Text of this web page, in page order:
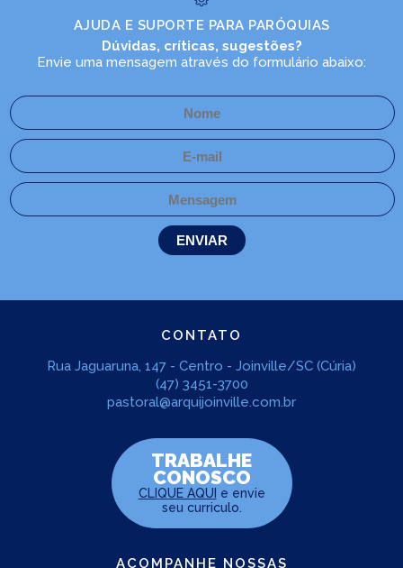
AJUDA E SUPORTE PARA PARÓQUIAS
Dúvidas, críticas, sugestões?
Envie uma mensagem através do formulário abaixo:
CONTATO
Rua Jaguaruna, 147 - Centro - Joinville/SC (Cúria)
(47) 3451-3700
pastoral@arquijoinville.com.br
TRABALHE
CONOSCO
CLIQUE AQUI e envie
seu curriculo.
ACOMPANHE NOSSAS